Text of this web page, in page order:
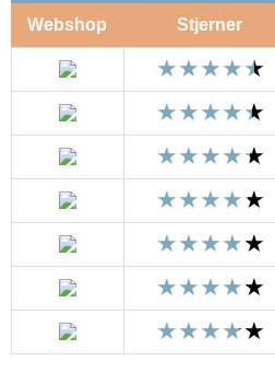
Webshop Stjerner